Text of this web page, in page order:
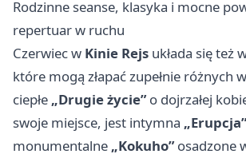
Rodzinne seanse, klasyka i mocne
repertuar w ruchu
Czerwiec w Kinie Rejs układa się też
które mogą złapać zupełnie różnych
ciepłe „Drugie życie”o dojrzałej
swoje miejsce, jest intymna „Erupcja”
monumentalne „Kokuho”osadzone